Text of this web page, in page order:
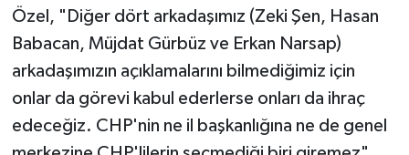
Özel, "Diğer dört arkadaşımız (Zeki Şen, Hasan
Babacan, Müjdat Gürbüz ve Erkan Narsap)
arkadaşımızın açıklamalarını bilmediğimiz için
onlar da görevi kabul ederlerse onları da ihraç
edeceğiz. CHP'nin ne il başkanlığına ne de genel